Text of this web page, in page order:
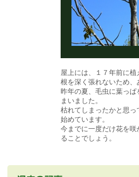
屋上には、１７年前に植
根を深く張れないため
昨年の夏、毛虫に葉っ
まいました。
枯れてしまったかと思
始めています。
今までに一度だけ花を
ることでしょう。